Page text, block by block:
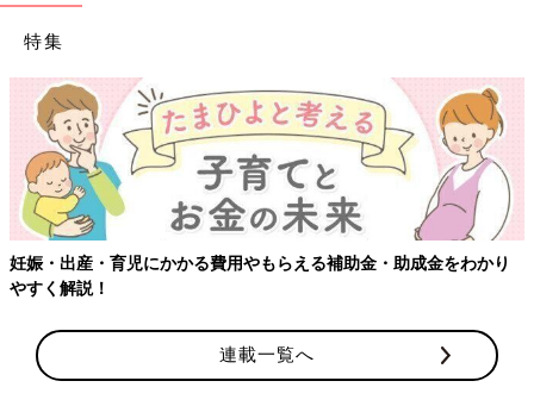
特集
妊娠・出産・育児にかかる費用やもらえる補助金・助成金をわかり
やすく解説！
連載一覧へ